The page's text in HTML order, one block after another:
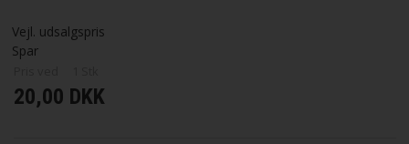
Vejl. udsalgspris
Spar
20,00 DKK